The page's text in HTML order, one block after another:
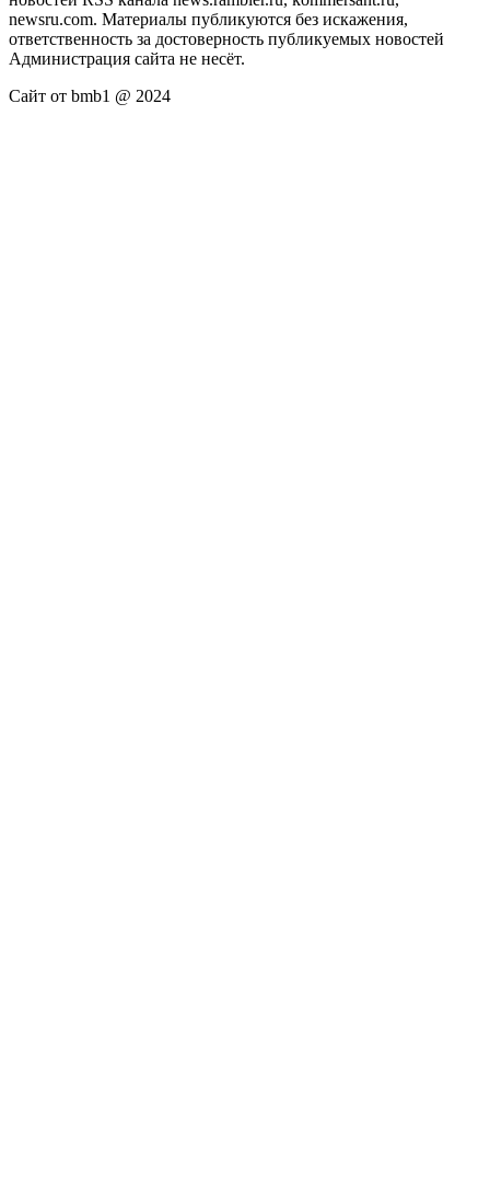
newsru.com. Материалы публикуются без искажения,
ответственность за достоверность публикуемых новостей
Администрация сайта не несёт.
Сайт от bmb1 @ 2024